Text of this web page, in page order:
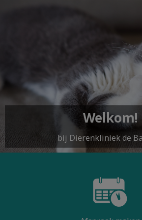
Welkom!
bij Dierenkliniek de